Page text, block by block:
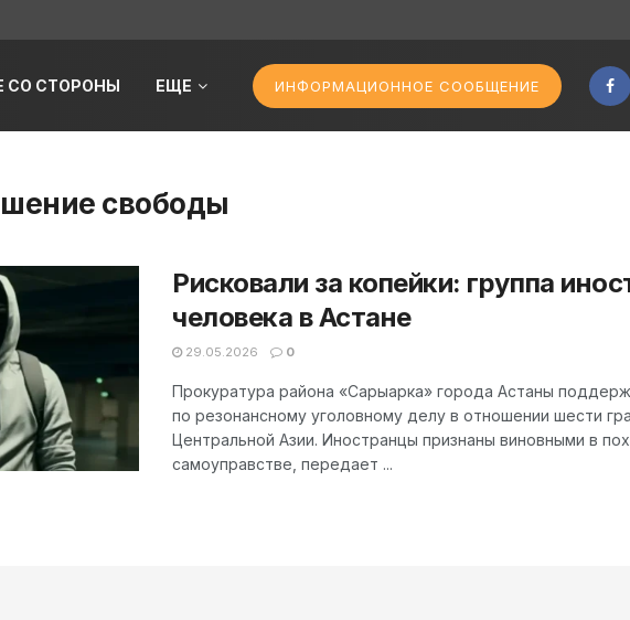
СО СТОРОНЫ ЕЩЕ ИНФОРМАЦИОННОЕ СООБЩЕНИЕ
свободы
Рисковали за копейки: группа
человека в Астане
29.05.2026 0
Прокуратура района «Сарыарка» города Астаны
по резонансному уголовному делу в отношении шести
Центральной Азии. Иностранцы признаны виновными в
самоуправстве, передает ...